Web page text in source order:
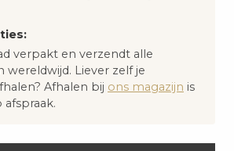
verpakt en verzendt alle
wereldwijd. Liever zelf je
Afhalen bij ons magazijn is